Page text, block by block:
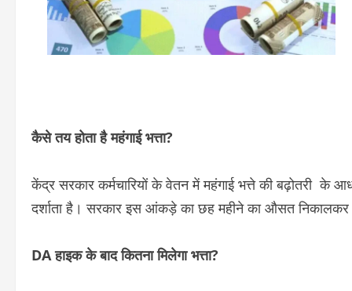
कैसे तय होता है महंगाई भत्ता?
केंद्र सरकार कर्मचारियों के वेतन में महंगाई भत्ते की बढ़ोतरी
दर्शाता है। सरकार इस आंकड़े का छह महीने का औसत निकालकर
DA हाइक के बाद कितना मिलेगा भत्ता?